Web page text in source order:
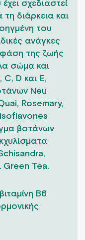
σχεδιαστεί
τη διάρκεια και
του
ανάγκες
της ζωής
σώμα και
C, D και Ε,
Neu
Rosemary,
βοτάνων
Green Tea.
Β6